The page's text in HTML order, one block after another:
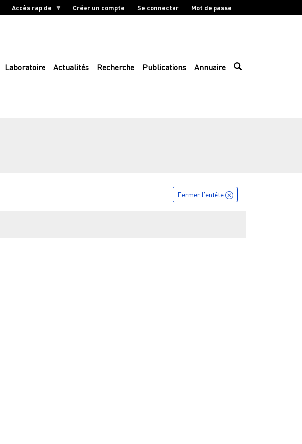
Accès rapide Créer un compte Se connecter Mot de passe
Laboratoire Actualités Recherche Publications Annuaire
Fermer l'entête